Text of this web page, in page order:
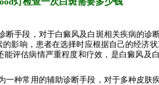
手段，对于白癜风及白斑相关疾病的诊
影响，患者在选择时应根据自己的经济
评估病情严重程度和疗效，是白癜风及
一种常用的辅助诊断手段，对于多种皮肤